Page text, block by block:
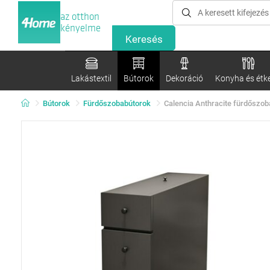
az otthon
kényelme
Lakástextil Bútorok Dekoráció Konyha és
Bútorok Fürdőszobabútorok Calencia Anthracite